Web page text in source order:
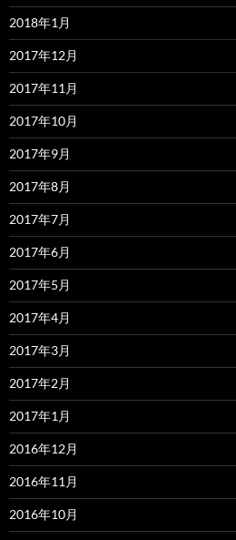
2018年1月
2017年12月
2017年11月
2017年10月
2017年9月
2017年8月
2017年7月
2017年6月
2017年5月
2017年4月
2017年3月
2017年2月
2017年1月
2016年12月
2016年11月
2016年10月